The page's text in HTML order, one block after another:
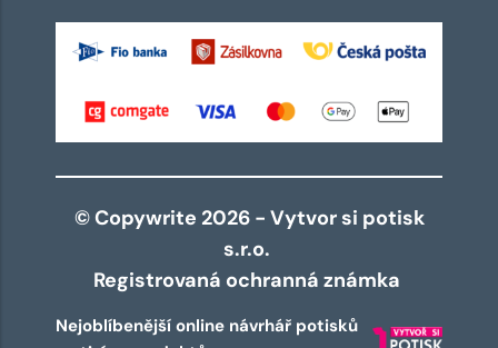
© Copywrite 2026 - Vytvor si potisk
s.r.o.
Registrovaná ochranná známka
Nejoblíbenější online návrhář potisků